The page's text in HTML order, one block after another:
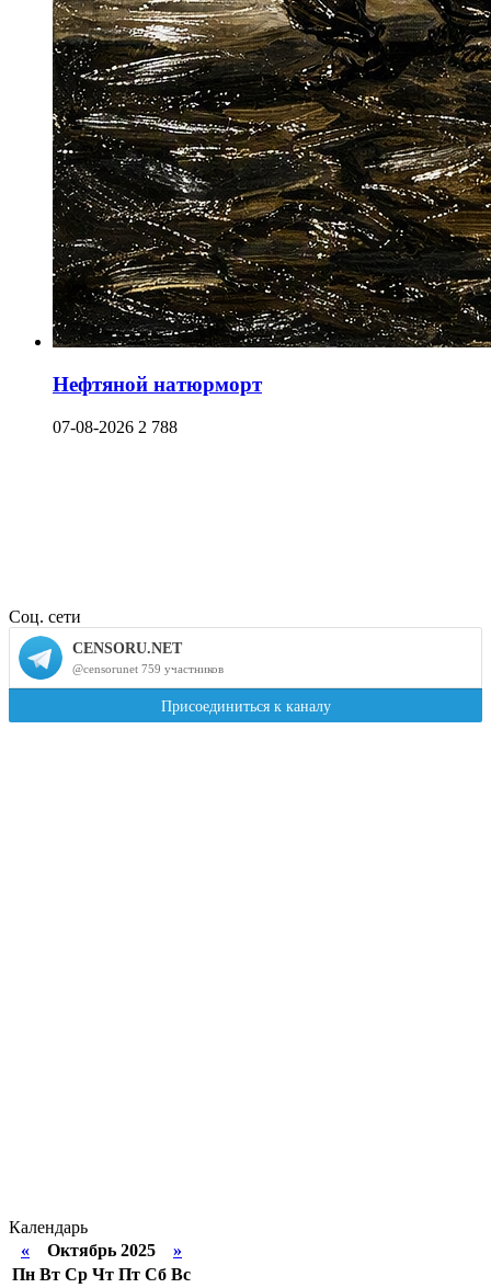
Нефтяной натюрморт
07-08-2026 2 788
Соц. сети
Календарь
« Октябрь 2025 »
Пн Вт Ср Чт Пт Сб Вс